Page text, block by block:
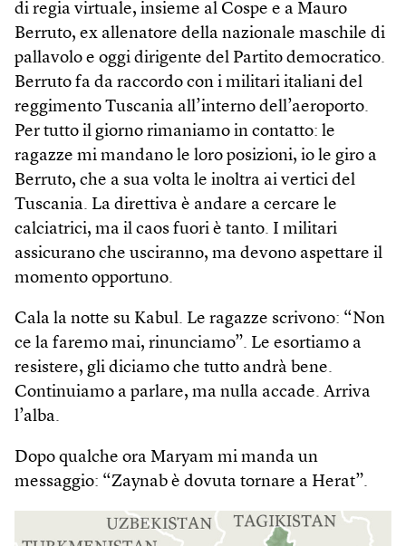
di regia virtuale, insieme al Cospe e a Mauro
Berruto, ex allenatore della nazionale maschile di
pallavolo e oggi dirigente del Partito democratico.
Berruto fa da raccordo con i militari italiani del
reggimento Tuscania all’interno dell’aeroporto.
Per tutto il giorno rimaniamo in contatto: le
ragazze mi mandano le loro posizioni, io le giro a
Berruto, che a sua volta le inoltra ai vertici del
Tuscania. La direttiva è andare a cercare le
calciatrici, ma il caos fuori è tanto. I militari
assicurano che usciranno, ma devono aspettare il
momento opportuno.
Cala la notte su Kabul. Le ragazze scrivono: “Non
ce la faremo mai, rinunciamo”. Le esortiamo a
resistere, gli diciamo che tutto andrà bene.
Continuiamo a parlare, ma nulla accade. Arriva
l’alba.
Dopo qualche ora Maryam mi manda un
messaggio: “Zaynab è dovuta tornare a Herat”.